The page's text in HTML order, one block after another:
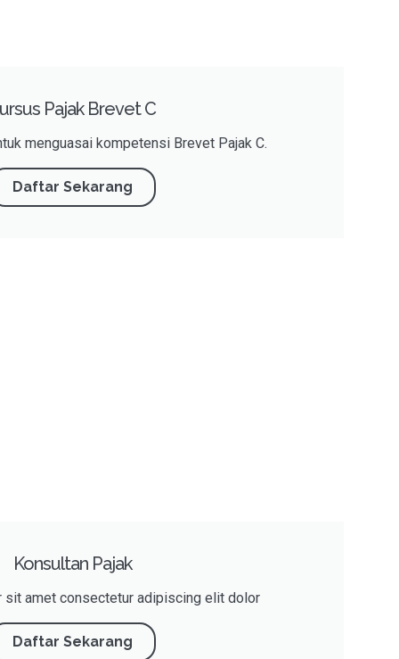
Pajak Brevet C
menguasai kompetensi Brevet Pajak C.
Daftar Sekarang
Konsultan Pajak
sit amet consectetur adipiscing elit dolor
Daftar Sekarang